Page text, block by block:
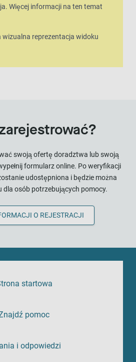
Więcej informacji na ten temat
reprezentacja widoku
swoją ofertę doradztwa lub swoją
formularz online. Po weryfikacji
udostępniona i będzie można
dla osób potrzebujących pomocy.
O REJESTRACJI
startowa
pomoc
i odpowiedzi